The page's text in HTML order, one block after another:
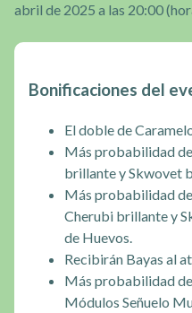
abril de 2025 a las 20:00
Bonificaciones del
El doble de
Más probabilidad
brillante y Skwovet
Más probabilidad
Cherubi brillante y
de Huevos.
Recibirán Bayas al
Más probabilidad
Módulos Señuelo